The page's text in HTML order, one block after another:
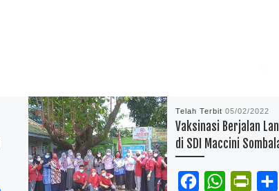
Telah Terbit05/02/2022
Vaksinasi Berjalan
di SDI Maccini
W